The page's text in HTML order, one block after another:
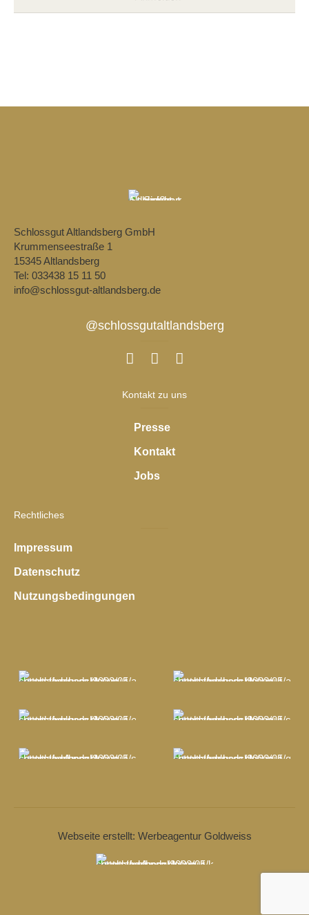
Schlossgut Altlandsberg GmbH
Krummenseestraße 1
15345 Altlandsberg
Tel: 033438 15 11 50
info@schlossgut-altlandsberg.de
@schlossgutaltlandsberg
Kontakt zu uns
Presse
Kontakt
Jobs
Rechtliches
Impressum
Datenschutz
Nutzungsbedingungen
Webseite erstellt: Werbeagentur Goldweiss